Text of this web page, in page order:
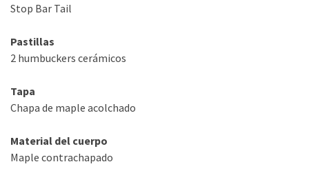
Stop Bar Tail
Pastillas
2 humbuckers cerámicos
Tapa
Chapa de maple acolchado
Material del cuerpo
Maple contrachapado